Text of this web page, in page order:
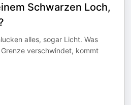
Schwarzen Loch,
alles, sogar Licht. Was
verschwindet, kommt